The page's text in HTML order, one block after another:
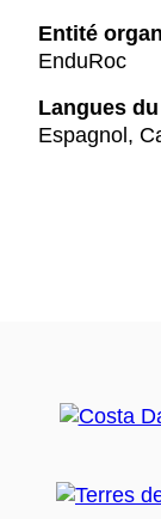
Entité
EnduRoc
Langues
Espagnol,